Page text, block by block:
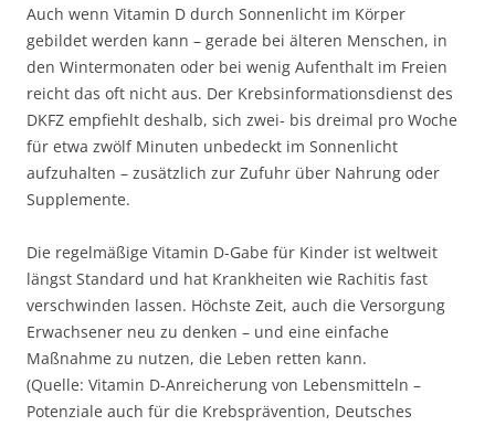
Auch wenn Vitamin D durch Sonnenlicht im Körper
gebildet werden kann – gerade bei älteren Menschen, in
den Wintermonaten oder bei wenig Aufenthalt im Freien
reicht das oft nicht aus. Der Krebsinformationsdienst des
DKFZ empfiehlt deshalb, sich zwei- bis dreimal pro Woche
für etwa zwölf Minuten unbedeckt im Sonnenlicht
aufzuhalten – zusätzlich zur Zufuhr über Nahrung oder
Supplemente.
Die regelmäßige Vitamin D-Gabe für Kinder ist weltweit
längst Standard und hat Krankheiten wie Rachitis fast
verschwinden lassen. Höchste Zeit, auch die Versorgung
Erwachsener neu zu denken – und eine einfache
Maßnahme zu nutzen, die Leben retten kann.
(Quelle: Vitamin D-Anreicherung von Lebensmitteln –
Potenziale auch für die Krebsprävention, Deutsches